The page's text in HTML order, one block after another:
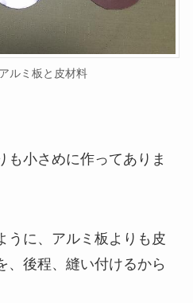
ルミ板と皮材料
も小さめに作ってありま
うに、アルミ板よりも皮
、後程、縫い付けるから